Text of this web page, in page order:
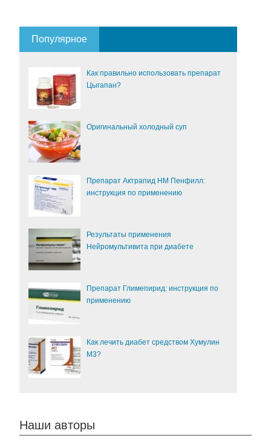
Популярное
Как правильно использовать препарат
Цыгапан?
Оригинальный холодный суп
Препарат Актрапид НМ Пенфилл:
инструкция по применению
Результаты применения
Нейромультивита при диабете
Препарат Глимепирид: инструкция по
применению
Как лечить диабет средством Хумулин
М3?
Наши авторы